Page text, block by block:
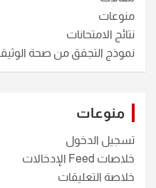
منوعات
نتائج الامتحانات
نموذج التجقق من صحة
منوعات
تسجيل الدخول
خلاصات Feed الإدخالات
خلاصة التعليقات